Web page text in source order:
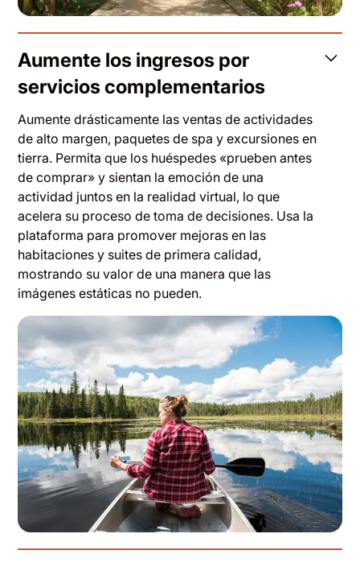
Aumente los ingresos por
servicios complementarios
Aumente drásticamente las ventas de actividades
de alto margen, paquetes de spa y excursiones en
tierra. Permita que los huéspedes «prueben antes
de comprar» y sientan la emoción de una
actividad juntos en la realidad virtual, lo que
acelera su proceso de toma de decisiones. Usa la
plataforma para promover mejoras en las
habitaciones y suites de primera calidad,
mostrando su valor de una manera que las
imágenes estáticas no pueden.